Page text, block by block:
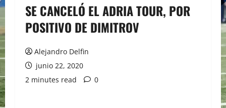
SE CANCELÓ EL ADRIA TOUR, POR
POSITIVO DE DIMITROV
Alejandro Delfin
junio 22, 2020
2 minutes read
0